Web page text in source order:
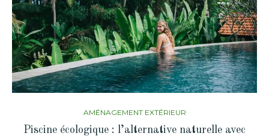
AMÉNAGEMENT EXTÉRIEUR
Piscine écologique : l’alternative naturelle avec